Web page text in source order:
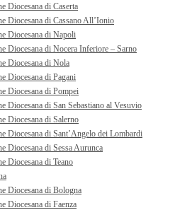
Diocesana di Caserta
Diocesana di Cassano All’Ionio
Diocesana di Napoli
Diocesana di Nocera Inferiore – Sarno
Diocesana di Nola
Diocesana di Pagani
Diocesana di Pompei
Diocesana di San Sebastiano al Vesuvio
Diocesana di Salerno
Diocesana di Sant’Angelo dei Lombardi
Diocesana di Sessa Aurunca
Diocesana di Teano
Diocesana di Bologna
Diocesana di Faenza